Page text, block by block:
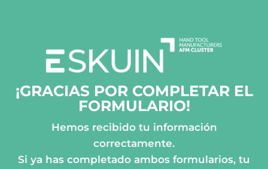
contenido
¡GRACIAS POR COMPLETAR EL
FORMULARIO!
Hemos recibido tu información
correctamente.
Si ya has completado ambos formularios, tu